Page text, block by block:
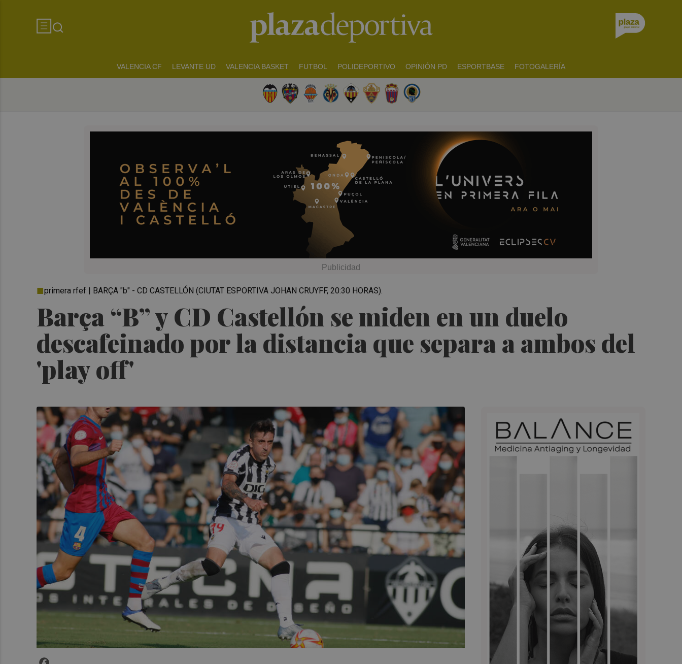
VALENCIA CF LEVANTE UD VALENCIA BASKET FUTBOL POLIDEPORTIVO OPINIÓN PD ESPORTBASE FOTOGALERÍA
Barça “B” y CD Castellón se miden en un duelo
descafeinado por la distancia que separa a ambos del
'play off'
primera rfef | BARÇA "b" - CD CASTELLÓN (CIUTAT ESPORTIVA JOHAN CRUYFF, 20:30 HORAS).